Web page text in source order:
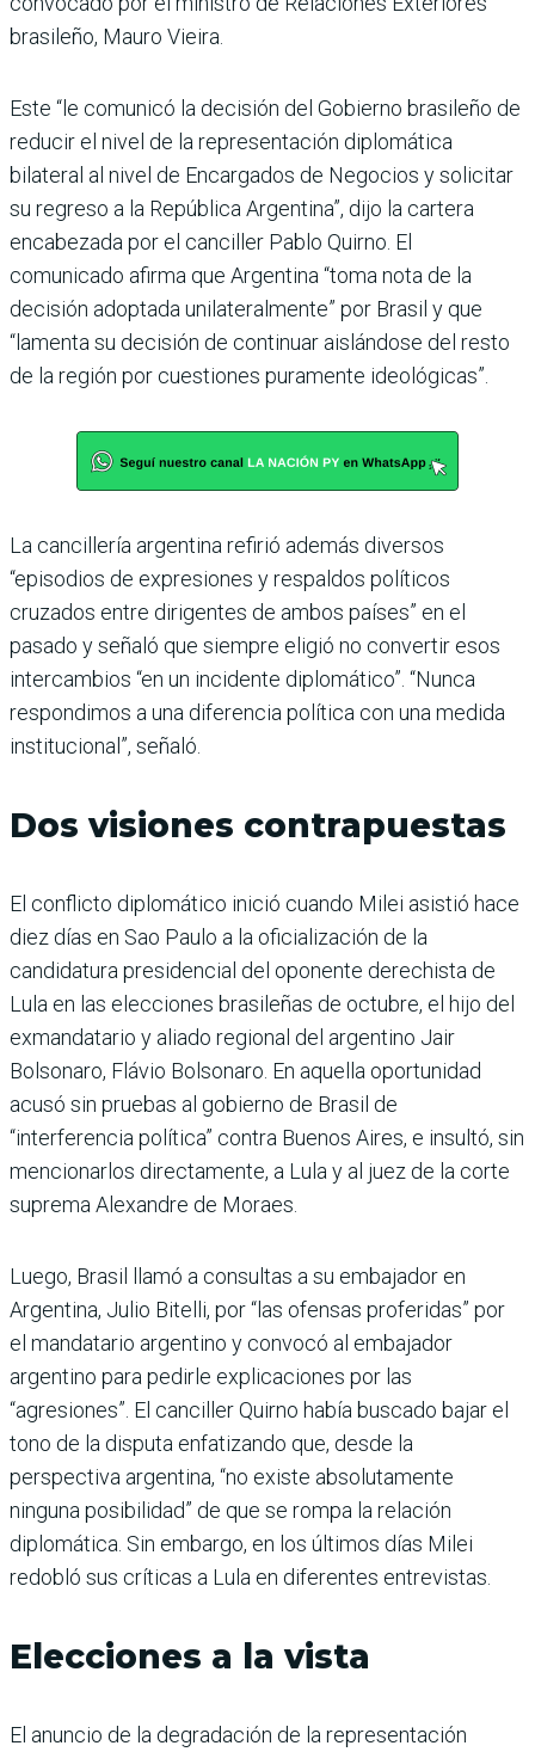
brasileño, Mauro Vieira.
Este “le comunicó la decisión del Gobierno brasileño de
reducir el nivel de la representación diplomática
bilateral al nivel de Encargados de Negocios y solicitar
su regreso a la República Argentina”, dijo la cartera
encabezada por el canciller Pablo Quirno. El
comunicado afirma que Argentina “toma nota de la
decisión adoptada unilateralmente” por Brasil y que
“lamenta su decisión de continuar aislándose del resto
de la región por cuestiones puramente ideológicas”.
La cancillería argentina refirió además diversos
“episodios de expresiones y respaldos políticos
cruzados entre dirigentes de ambos países” en el
pasado y señaló que siempre eligió no convertir esos
intercambios “en un incidente diplomático”. “Nunca
respondimos a una diferencia política con una medida
institucional”, señaló.
Dos visiones contrapuestas
El conflicto diplomático inició cuando Milei asistió hace
diez días en Sao Paulo a la oficialización de la
candidatura presidencial del oponente derechista de
Lula en las elecciones brasileñas de octubre, el hijo del
exmandatario y aliado regional del argentino Jair
Bolsonaro, Flávio Bolsonaro. En aquella oportunidad
acusó sin pruebas al gobierno de Brasil de
“interferencia política” contra Buenos Aires, e insultó, sin
mencionarlos directamente, a Lula y al juez de la corte
suprema Alexandre de Moraes.
Luego, Brasil llamó a consultas a su embajador en
Argentina, Julio Bitelli, por “las ofensas proferidas” por
el mandatario argentino y convocó al embajador
argentino para pedirle explicaciones por las
“agresiones”. El canciller Quirno había buscado bajar el
tono de la disputa enfatizando que, desde la
perspectiva argentina, “no existe absolutamente
ninguna posibilidad” de que se rompa la relación
diplomática. Sin embargo, en los últimos días Milei
redobló sus críticas a Lula en diferentes entrevistas.
Elecciones a la vista
El anuncio de la degradación de la representación